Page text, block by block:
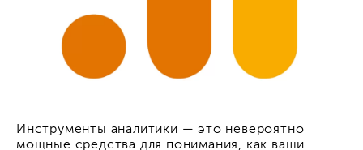
Инструменты аналитики — это невероятно
мощные средства для понимания, как ваши